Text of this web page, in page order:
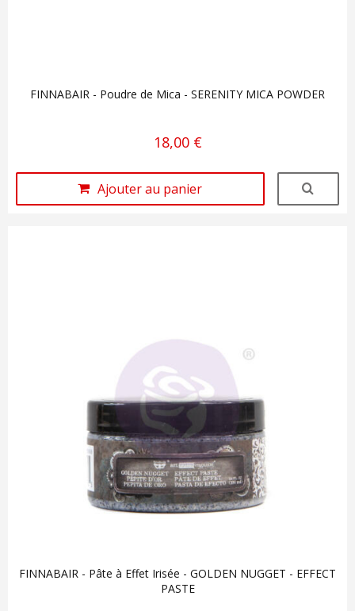
FINNABAIR - Poudre de Mica - SERENITY MICA POWDER
18,00 €
Ajouter au panier
FINNABAIR - Pâte à Effet Irisée - GOLDEN NUGGET - EFFECT
PASTE